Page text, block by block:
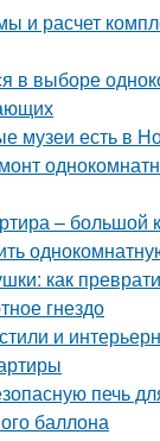
и расчет
в выборе
музеи есть в
– большой
как
гнездо
и
печь
баллона